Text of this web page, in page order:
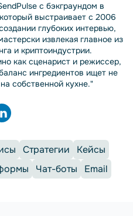
с бэкграундом в
выстраивает с 2006
глубоких интервью,
извлекая главное из
и криптоиндустрии.
как сценарист и режиссер,
ингредиентов ищет не
собственной кухне."
Стратегии
Кейсы
Чат-боты Email